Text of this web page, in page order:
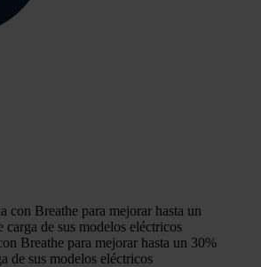
Breathe para mejorar hasta un 30%
de sus modelos eléctricos